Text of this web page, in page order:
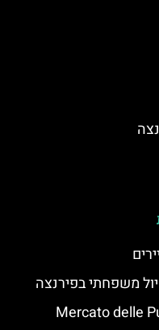
משפחתי בפירנצה